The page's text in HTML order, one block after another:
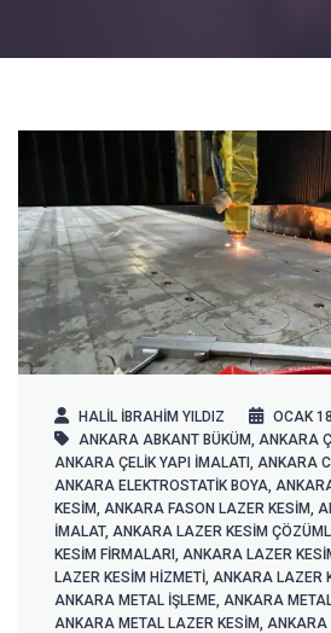
HALIL IBRAHIM YILDIZ
OCAK
ANKARA ABKANT BÜKÜM ANKARA
ANKARA ÇELIK YAPI IMALATI ANKARA
ANKARA ELEKTROSTATIK BOYA
KESIM ANKARA FASON LAZER KESIM
IMALAT, ANKARA LAZER KESIM
KESIM FIRMALARI ANKARA LAZER
LAZER KESIM HIZMETI ANKARA LAZER
ANKARA METAL IŞLEME ANKARA
ANKARA METAL LAZER KESIM ANKARA